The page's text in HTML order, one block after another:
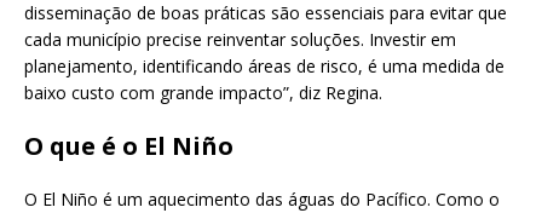
disseminação de boas práticas são essenciais para evitar que
cada município precise reinventar soluções. Investir em
planejamento, identificando áreas de risco, é uma medida de
baixo custo com grande impacto”, diz Regina.
O que é o El Niño
O El Niño é um aquecimento das águas do Pacífico. Como o